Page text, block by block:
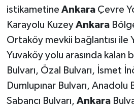
istikametine AnkaraÇevre
Karayolu Kuzey Ankara
Ortaköy mevkii bağlantısı ile
Yuvaköy yolu arasında kalan
Bulvarı, Özal Bulvarı, İsmet
Dumlupınar Bulvarı, Anadolu
Sabancı Bulvarı, Ankara